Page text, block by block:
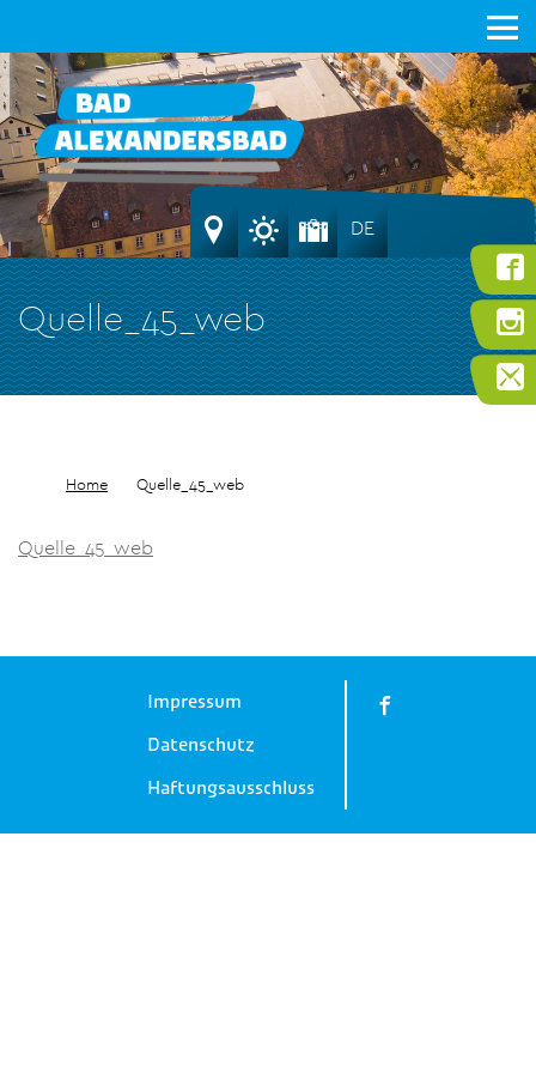
Quelle_45_web
DE
Home Quelle_45_web
Quelle_45_web
Impressum
Datenschutz
Haftungsausschluss